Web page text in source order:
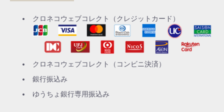
クロネコウェブコレクト（クレジットカード）
クロネコウェブコレクト（コンビニ決済）
銀行振込み
ゆうちょ銀行専用振込み